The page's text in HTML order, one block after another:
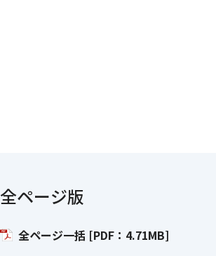
全ページ版
全ページ一括 [PDF：4.71MB]